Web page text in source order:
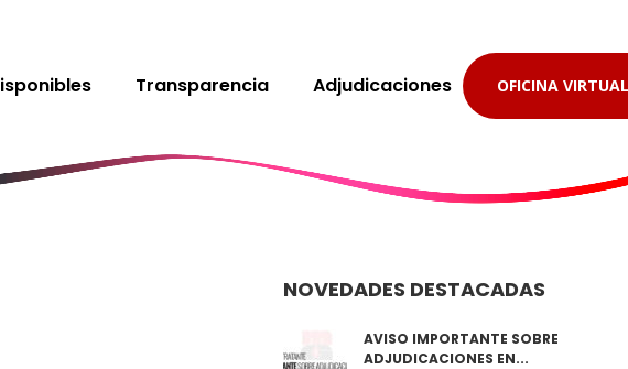
Transparencia Adjudicaciones OFICINA VIRTUAL
NOVEDADES DESTACADAS
AVISO IMPORTANTE SOBRE
ADJUDICACIONES EN...